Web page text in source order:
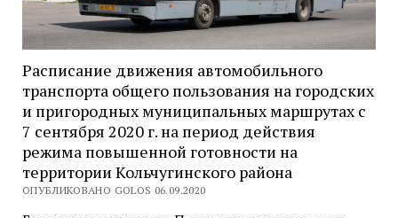
Расписание движения автомобильного
транспорта общего пользования на городских
и пригородных муниципальных маршрутах с
7 сентября 2020 г. на период действия
режима повышенной готовности на
территории Кольчугинского района
ОПУБЛИКОВАНО GOLOS 06.09.2020